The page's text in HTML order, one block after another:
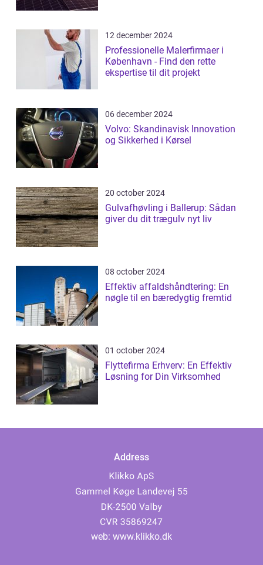
12 december 2024
Professionelle Malerfirmaer i
København - Find den rette
ekspertise til dit projekt
06 december 2024
Volvo: Skandinavisk Innovation
og Sikkerhed i Kørsel
20 october 2024
Gulvafhøvling i Ballerup: Sådan
giver du dit trægulv nyt liv
08 october 2024
Effektiv affaldshåndtering: En
nøgle til en bæredygtig fremtid
01 october 2024
Flyttefirma Erhverv: En Effektiv
Løsning for Din Virksomhed
Address
web: www.klikko.dk